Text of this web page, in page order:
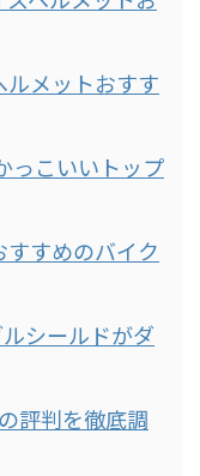
ルメットおすす
っこいいトップ
すすめのバイク
シールドがダ
評判を徹底調